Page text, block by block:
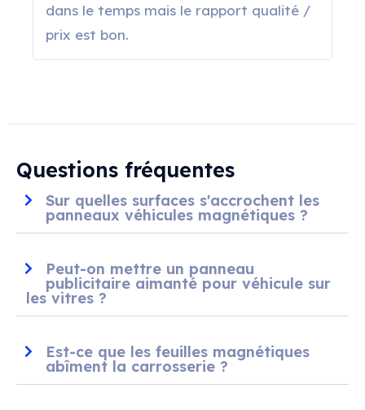
dans le temps mais le rapport qualité /
prix est bon.
Questions fréquentes
Sur quelles surfaces s'accrochent les
panneaux véhicules magnétiques ?
Peut-on mettre un panneau
publicitaire aimanté pour véhicule sur
les vitres ?
Est-ce que les feuilles magnétiques
abîment la carrosserie ?